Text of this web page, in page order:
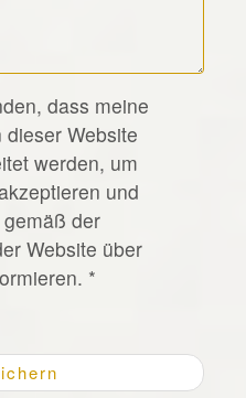
dass meine
Website
werden, um
und
der
Website über
*